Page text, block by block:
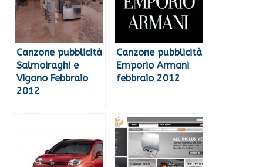
Canzone pubblicità
Salmoiraghi e
Vigano Febbraio
2012
Canzone pubblicità
Emporio Armani
febbraio 2012